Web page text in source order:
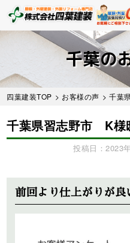
Skip
content
千葉の
四葉建装TOP > お客様の声 > 千葉
千葉県習志野市 K
投稿日：2023
前回より仕上がりが良